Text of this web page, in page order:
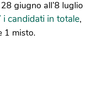
giugno all’8 luglio
i candidati in totale,
1 misto.